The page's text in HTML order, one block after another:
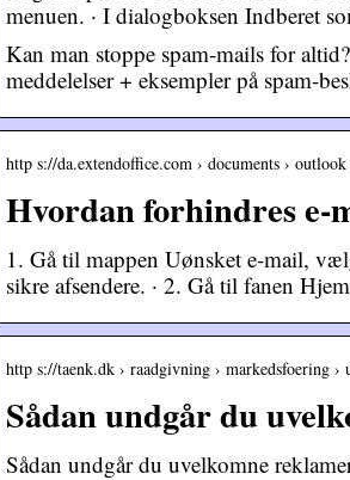
menuen. · I dialogboksen Indberet
Kan man stoppe spam-mails for
meddelelser + eksempler på spam-
http s://da.extendoffice.com › documents ›
Hvordan forhindres e-
1. Gå til mappen Uønsket e-mail,
sikre afsendere. · 2. Gå til fanen
http s://taenk.dk › raadgivning › markedsfoering
Sådan undgår du
Sådan undgår du uvelkomne